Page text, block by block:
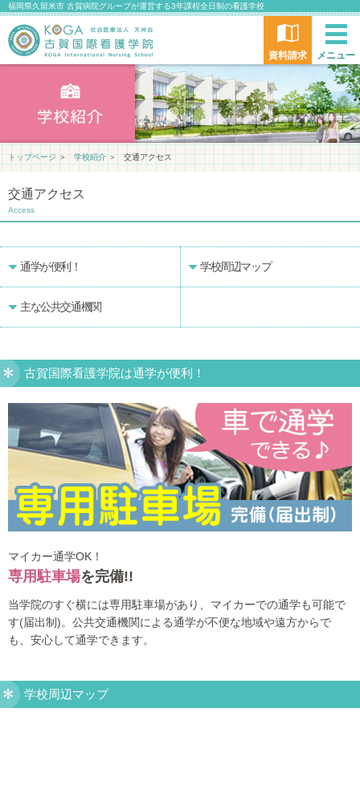
福岡県久留米市 古賀病院グループが運営する3年課程全日制の看護学校
資料請求 メニュー
トップページ＞ 学校紹介＞ 交通アクセス
交通アクセス
Access
通学が便利！ 学校周辺マップ
主な公共交通機関
古賀国際看護学院は通学が便利！
マイカー通学OK！
専用駐車場を完備!!
当学院のすぐ横には専用駐車場があり、マイカーでの通学も可能で
す(届出制)。公共交通機関による通学が不便な地域や遠方からで
も、安心して通学できます。
学校周辺マップ